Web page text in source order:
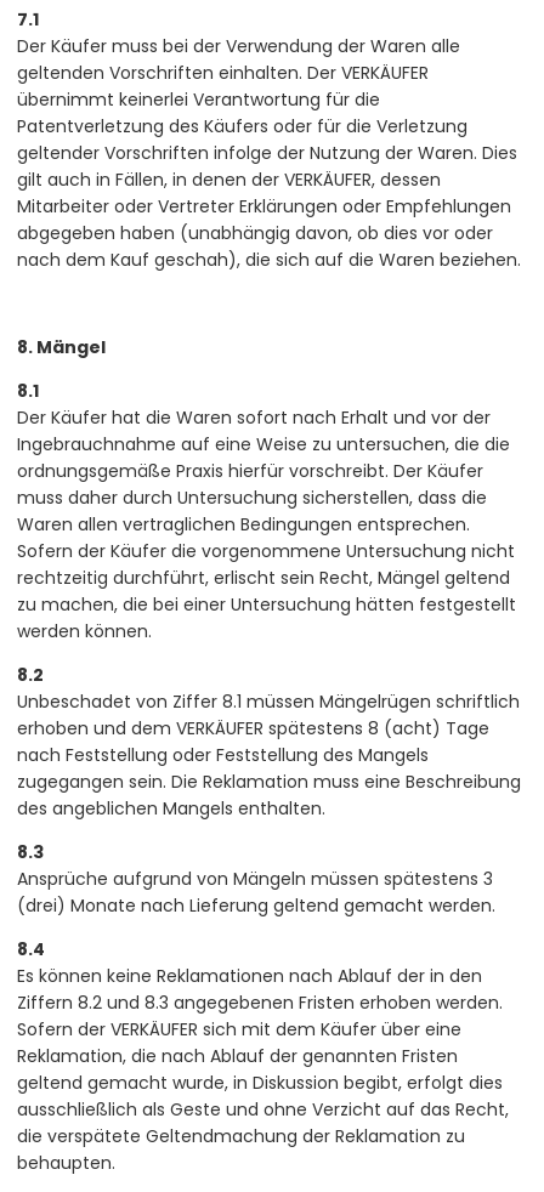
7.1
Der Käufer muss bei der Verwendung der Waren alle
geltenden Vorschriften einhalten. Der VERKÄUFER
übernimmt keinerlei Verantwortung für die
Patentverletzung des Käufers oder für die Verletzung
geltender Vorschriften infolge der Nutzung der Waren. Dies
gilt auch in Fällen, in denen der VERKÄUFER, dessen
Mitarbeiter oder Vertreter Erklärungen oder Empfehlungen
abgegeben haben (unabhängig davon, ob dies vor oder
nach dem Kauf geschah), die sich auf die Waren beziehen.
8. Mängel
8.1
Der Käufer hat die Waren sofort nach Erhalt und vor der
Ingebrauchnahme auf eine Weise zu untersuchen, die die
ordnungsgemäße Praxis hierfür vorschreibt. Der Käufer
muss daher durch Untersuchung sicherstellen, dass die
Waren allen vertraglichen Bedingungen entsprechen.
Sofern der Käufer die vorgenommene Untersuchung nicht
rechtzeitig durchführt, erlischt sein Recht, Mängel geltend
zu machen, die bei einer Untersuchung hätten festgestellt
werden können.
8.2
Unbeschadet von Ziffer 8.1 müssen Mängelrügen schriftlich
erhoben und dem VERKÄUFER spätestens 8 (acht) Tage
nach Feststellung oder Feststellung des Mangels
zugegangen sein. Die Reklamation muss eine Beschreibung
des angeblichen Mangels enthalten.
8.3
Ansprüche aufgrund von Mängeln müssen spätestens 3
(drei) Monate nach Lieferung geltend gemacht werden.
8.4
Es können keine Reklamationen nach Ablauf der in den
Ziffern 8.2 und 8.3 angegebenen Fristen erhoben werden.
Sofern der VERKÄUFER sich mit dem Käufer über eine
Reklamation, die nach Ablauf der genannten Fristen
geltend gemacht wurde, in Diskussion begibt, erfolgt dies
ausschließlich als Geste und ohne Verzicht auf das Recht,
die verspätete Geltendmachung der Reklamation zu
behaupten.